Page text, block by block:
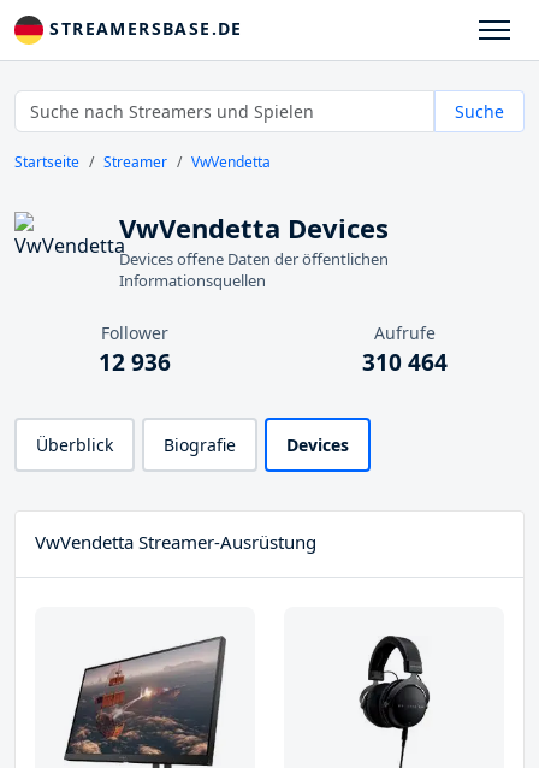
STREAMERSBASE.DE
Suche
Startseite Streamer VwVendetta
VwVendetta Devices
Devices offene Daten der öffentlichen
Informationsquellen
Follower
12 936
Aufrufe
310 464
Überblick Biografie Devices
VwVendetta Streamer-Ausrüstung